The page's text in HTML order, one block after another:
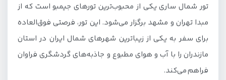
تور شمال ساری یکی از محبوب‌ترین تورهای جیمبو است که از
مبدا تهران و مشهد برگزار می‌شود. این تور، فرصتی فوق‌العاده
برای سفر به یکی از زیباترین شهرهای شمال ایران در استان
مازندران را با آب و هوای مطبوع و جاذبه‌های گردشگری فراوان
فراهم می‌کند.